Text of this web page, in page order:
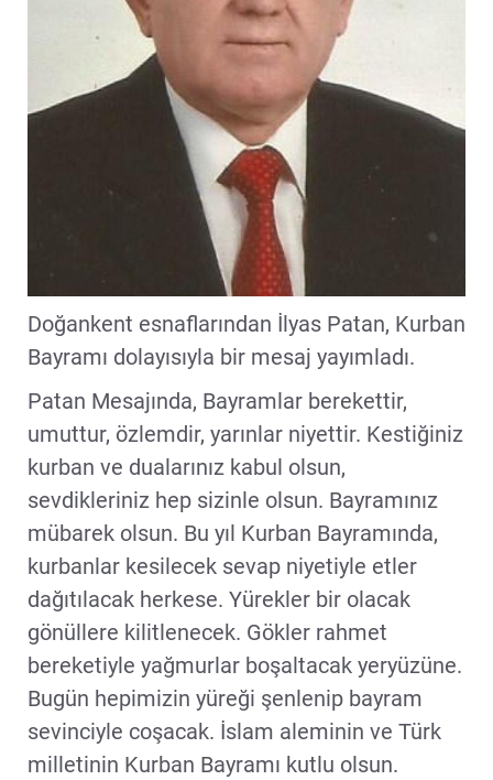
Doğankent esnaflarından İlyas Patan, Kurban
Bayramı dolayısıyla bir mesaj yayımladı.
Patan Mesajında, Bayramlar berekettir,
umuttur, özlemdir, yarınlar niyettir. Kestiğiniz
kurban ve dualarınız kabul olsun,
sevdikleriniz hep sizinle olsun. Bayramınız
mübarek olsun. Bu yıl Kurban Bayramında,
kurbanlar kesilecek sevap niyetiyle etler
dağıtılacak herkese. Yürekler bir olacak
gönüllere kilitlenecek. Gökler rahmet
bereketiyle yağmurlar boşaltacak yeryüzüne.
Bugün hepimizin yüreği şenlenip bayram
sevinciyle coşacak. İslam aleminin ve Türk
milletinin Kurban Bayramı kutlu olsun.